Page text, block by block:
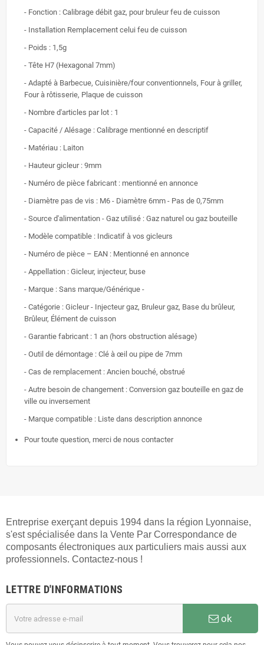
- Fonction : Calibrage débit gaz, pour bruleur feu de cuisson
- Installation Remplacement celui feu de cuisson
- Poids : 1,5g
- Tête H7 (Hexagonal 7mm)
- Adapté à Barbecue, Cuisinière/four conventionnels, Four à griller,
Four à rôtisserie, Plaque de cuisson
- Nombre d'articles par lot : 1
- Capacité / Alésage : Calibrage mentionné en descriptif
- Matériau : Laiton
- Hauteur gicleur : 9mm
- Numéro de pièce fabricant : mentionné en annonce
- Diamètre pas de vis : M6 - Diamètre 6mm - Pas de 0,75mm
- Source d'alimentation - Gaz utilisé : Gaz naturel ou gaz bouteille
- Modèle compatible : Indicatif à vos gicleurs
- Numéro de pièce – EAN : Mentionné en annonce
- Appellation : Gicleur, injecteur, buse
- Marque : Sans marque/Générique -
- Catégorie : Gicleur - Injecteur gaz, Bruleur gaz, Base du brûleur,
Brûleur, Élément de cuisson
- Garantie fabricant : 1 an (hors obstruction alésage)
- Outil de démontage : Clé à œil ou pipe de 7mm
- Cas de remplacement : Ancien bouché, obstrué
- Autre besoin de changement : Conversion gaz bouteille en gaz de
ville ou inversement
- Marque compatible : Liste dans description annonce
Pour toute question, merci de nous contacter
Entreprise exerçant depuis 1994 dans la région Lyonnaise,
s'est spécialisée dans la Vente Par Correspondance de
composants électroniques aux particuliers mais aussi aux
professionnels. Contactez-nous !
LETTRE D'INFORMATIONS
ok